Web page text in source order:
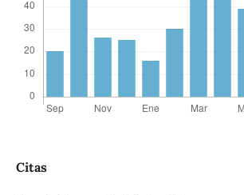
Citas